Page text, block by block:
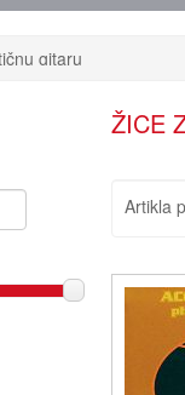
gitaru
ŽICE
Artikla